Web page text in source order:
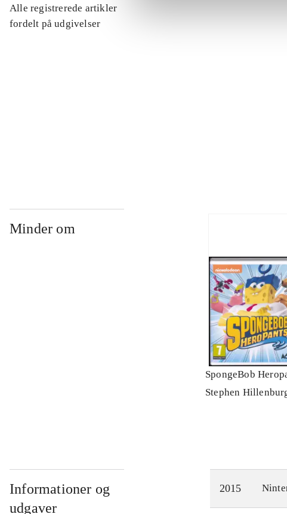
Alle registrerede artikler
fordelt på udgivelser
Minder om
SpongeBob
Stephen
Informationer og
udgaver
2015